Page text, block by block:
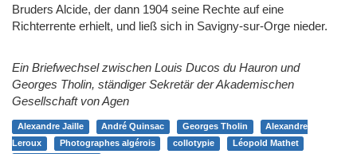
Bruders Alcide, der dann 1904 seine Rechte auf eine
Richterrente erhielt, und ließ sich in Savigny-sur-Orge nieder.
Ein Briefwechsel zwischen Louis Ducos du Hauron und
Georges Tholin, ständiger Sekretär der Akademischen
Gesellschaft von Agen
Alexandre Jaille André Quinsac Georges Tholin
Alexandre
Leroux
Photographes algérois collotypie
Léopold Mathet